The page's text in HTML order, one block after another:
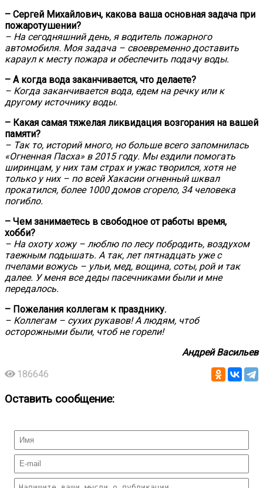
– Сергей Михайлович, какова ваша основная задача при
пожаротушении?
– На сегодняшний день, я водитель пожарного
автомобиля. Моя задача – своевременно доставить
караул к месту пожара и обеспечить подачу воды.
– А когда вода заканчивается, что делаете?
– Когда заканчивается вода, едем на речку или к
другому источнику воды.
– Какая самая тяжелая ликвидация возгорания на вашей
памяти?
– Так то, историй много, но больше всего запомнилась
«Огненная Пасха» в 2015 году. Мы ездили помогать
ширинцам, у них там страх и ужас творился, хотя не
только у них – по всей Хакасии огненный шквал
прокатился, более 1000 домов сгорело, 34 человека
погибло.
– Чем занимаетесь в свободное от работы время,
хобби?
– На охоту хожу – люблю по лесу побродить, воздухом
таежным подышать. А так, лет пятнадцать уже с
пчелами вожусь – ульи, мед, вощина, соты, рой и так
далее. У меня все деды пасечниками были и мне
передалось.
– Пожелания коллегам к празднику.
– Коллегам – сухих рукавов! А людям, чтоб
осторожными были, чтоб не горели!
Андрей Васильев
186646
Оставить сообщение: